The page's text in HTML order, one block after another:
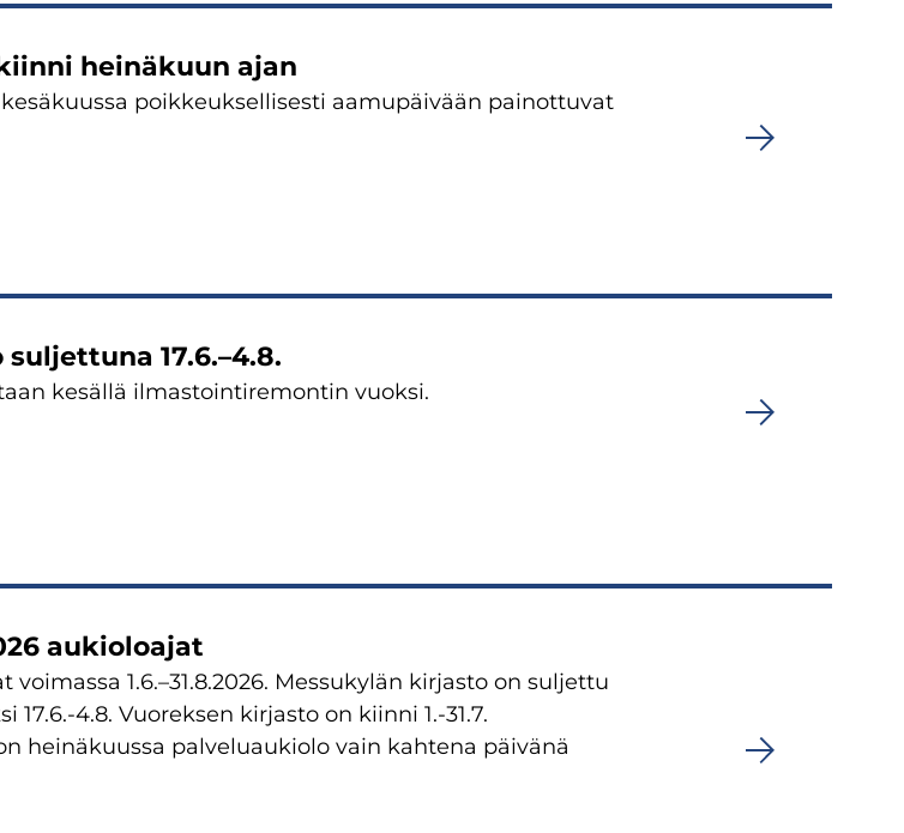
heinäkuun ajan
poikkeuksellisesti aamupäivään painottuvat
17.6.–4.8.
kesällä ilmastointiremontin vuoksi.
aukioloajat
voimassa 1.6.–31.8.2026. Messukylän kirjasto on suljettu
4.8. Vuoreksen kirjasto on kiinni 1.-31.7.
heinäkuussa palveluaukiolo vain kahtena päivänä